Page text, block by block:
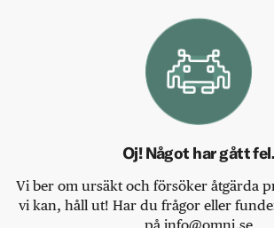
Oj! Något har gått fel.
Vi ber om ursäkt och försöker åtgärda
vi kan, håll ut! Har du frågor eller